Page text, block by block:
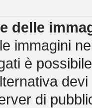
delle
immagini
è
di